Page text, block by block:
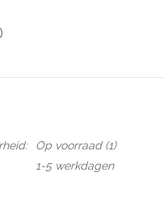
Op voorraad(1)
1-5 werkdagen